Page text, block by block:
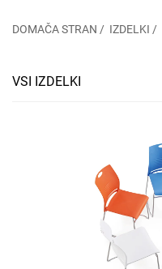
DOMAČA STRAN / IZDELKI /
VSI IZDELKI